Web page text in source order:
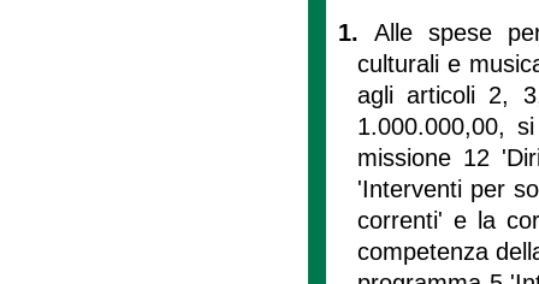
1.Alle spese
culturali e
agli articoli 2,
1.000.000,00,
missione 12
'Interventi per
correnti' e la
competenza